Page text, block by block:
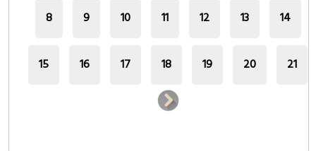
8 9 10 11 12 13 14
15 16 17 18 19 20 21